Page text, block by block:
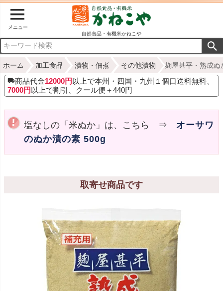
メニュー
自然食品・有機米かねこや
ホーム 加工食品 漬物・佃煮 その他漬物 麹屋甚平・熟成
商品代金12000円 以上で本州・四国・九州１個口送料無料、
7000円 以上で割引、クール便＋440円
塩なしの「米ぬか」は、こちら ⇒ オーサワ
のぬか漬の素 500g
取寄せ商品です